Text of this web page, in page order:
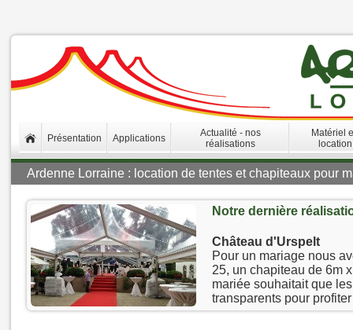
Présentation Applications
Actualité - nos
réalisations
Matériel
location
Ardenne Lorraine : location de tentes et chapiteaux pour
Notre dernière
Château d'Urspelt
Pour un mariage nous
25, un chapiteau de 6m
mariée souhaitait que
transparents pour